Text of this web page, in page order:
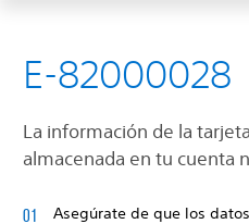
E-82000028
La información de la
almacenada en tu cuenta
Asegúrate de que los